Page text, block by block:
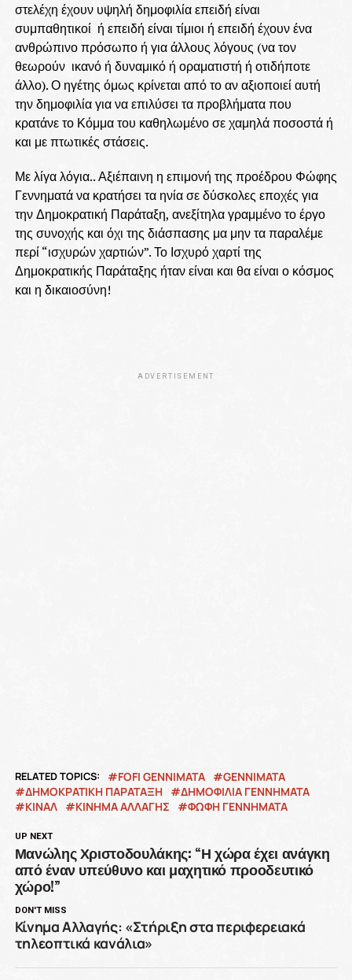
στελέχη έχουν υψηλή δημοφιλία επειδή είναι
συμπαθητικοί ή επειδή είναι τίμιοι ή επειδή έχουν ένα
ανθρώπινο πρόσωπο ή για άλλους λόγους (να τον
θεωρούν ικανό ή δυναμικό ή οραματιστή ή οτιδήποτε
άλλο). Ο ηγέτης όμως κρίνεται από το αν αξιοποιεί αυτή
την δημοφιλία για να επιλύσει τα προβλήματα που
κρατάνε το Κόμμα του καθηλωμένο σε χαμηλά ποσοστά ή
και με πτωτικές στάσεις.
Με λίγα λόγια.. Αξιέπαινη η επιμονή της προέδρου Φώφης
Γεννηματά να κρατήσει τα ηνία σε δύσκολες εποχές για
την Δημοκρατική Παράταξη, ανεξίτηλα γραμμένο το έργο
της συνοχής και όχι της διάσπασης μα μην τα παραλέμε
περί “ισχυρών χαρτιών”. Το Ισχυρό χαρτί της
Δημοκρατικής Παράταξης ήταν είναι και θα είναι ο κόσμος
και η δικαιοσύνη!
ADVERTISEMENT
RELATED TOPICS: FOFI GENNIMATA
GENNIMATA
ΔΗΜΟΚΡΑΤΙΚΗ ΠΑΡΑΤΑΞΗ
ΔΗΜΟΦΙΛΙΑ ΓΕΝΝΗΜΑΤΑ
ΚΙΝΑΛ
ΚΙΝΗΜΑ ΑΛΛΑΓΗΣ ΦΩΦΗ ΓΕΝΝΗΜΑΤΑ
UP NEXT
Μανώλης Χριστοδουλάκης: “Η χώρα έχει ανάγκη
από έναν υπεύθυνο και μαχητικό προοδευτικό
χώρο!”
DON'T MISS
Κίνημα Αλλαγής: «Στήριξη στα περιφερειακά
τηλεοπτικά κανάλια»